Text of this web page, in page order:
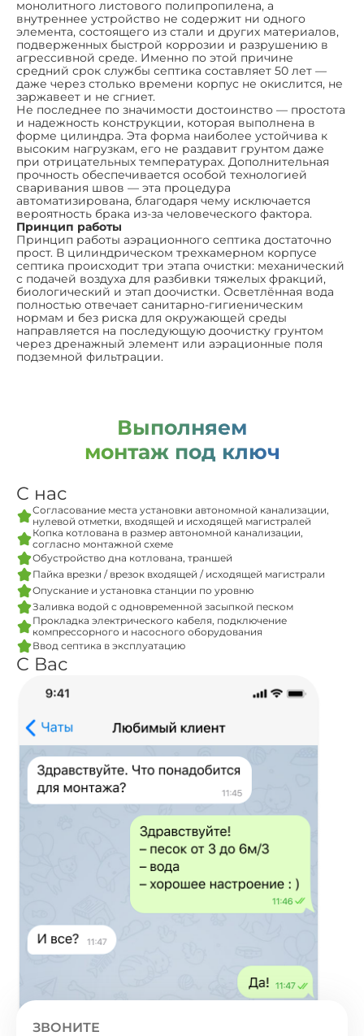
монолитного листового полипропилена, а
внутреннее устройство не содержит ни одного
элемента, состоящего из стали и других материалов,
подверженных быстрой коррозии и разрушению в
агрессивной среде. Именно по этой причине
средний срок службы септика составляет 50 лет —
даже через столько времени корпус не окислится, не
заржавеет и не сгниет.
Не последнее по значимости достоинство — простота
и надежность конструкции, которая выполнена в
форме цилиндра. Эта форма наиболее устойчива к
высоким нагрузкам, его не раздавит грунтом даже
при отрицательных температурах. Дополнительная
прочность обеспечивается особой технологией
сваривания швов — эта процедура
автоматизирована, благодаря чему исключается
вероятность брака из-за человеческого фактора.
Принцип работы
Принцип работы аэрационного септика достаточно
прост. В цилиндрическом трехкамерном корпусе
септика происходит три этапа очистки: механический
с подачей воздуха для разбивки тяжелых фракций,
биологический и этап доочистки. Осветлённая вода
полностью отвечает санитарно-гигиеническим
нормам и без риска для окружающей среды
направляется на последующую доочистку грунтом
через дренажный элемент или аэрационные поля
подземной фильтрации.
Выполняем
монтаж под ключ
С нас
Согласование места установки автономной канализации,
нулевой отметки, входящей и исходящей магистралей
Копка котлована в размер автономной канализации,
согласно монтажной схеме
Обустройство дна котлована, траншей
Пайка врезки / врезок входящей / исходящей магистрали
Опускание и установка станции по уровню
Заливка водой с одновременной засыпкой песком
Прокладка электрического кабеля, подключение
компрессорного и насосного оборудования
Ввод септика в эксплуатацию
С Вас
ЗВОНИТЕ